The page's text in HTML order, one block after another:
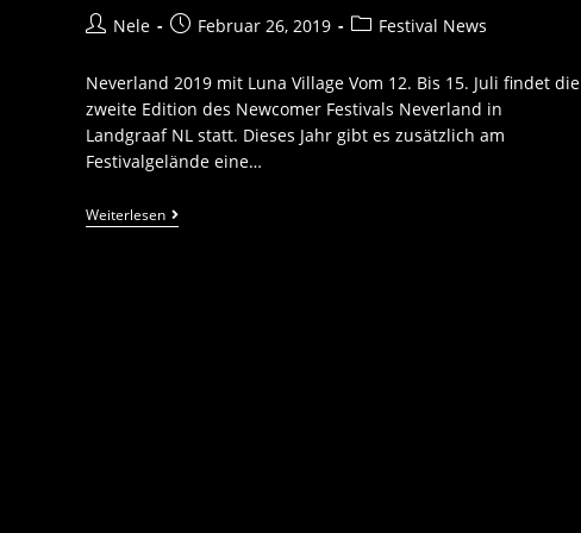
Nele Februar 26, 2019 Festival News
Neverland 2019 mit Luna Village Vom 12. Bis 15. Juli findet die
zweite Edition des Newcomer Festivals Neverland in
Landgraaf NL statt. Dieses Jahr gibt es zusätzlich am
Festivalgelände eine…
Weiterlesen